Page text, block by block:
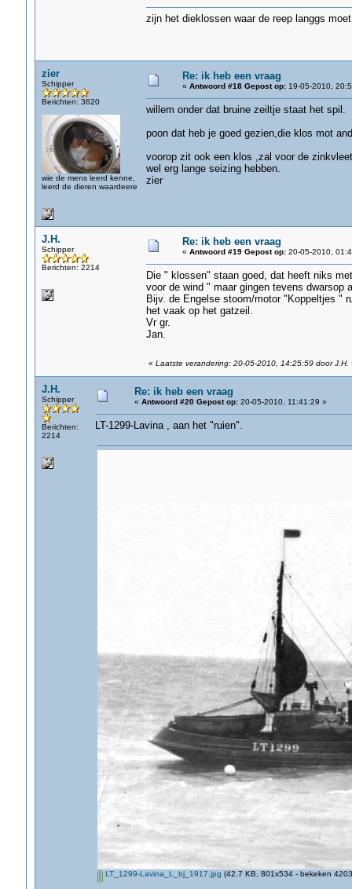
zijn het dieklossen waar de reep langgs
zier
Schipper
Berichten: 3620
wie de mens leerd kenne,
leerd de dieren waardeere
Re: ik heb een vraag
« Antwoord #18 Gepost op:19-05-2010,
willem onder dat bruine zeiltje staat het spil.
poon dat heb je goed gezien,die klos mot
voorop zit ook een klos ,zal voor de
wel erg lange seizing hebben.
zier
J.H.
Schipper
Berichten: 2214
Re: ik heb een vraag
« Antwoord #19 Gepost op:20-05-2010,
Die " klossen" staan goed, dat heeft niks
voor de wind " maar gingen tevens
Bijv. de Engelse stoom/motor "Koppeltjes "
het vaak op het gatzeil.
Vr gr.
Jan.
« Laatste verandering: 20-05-2010, 14:25:59 door J.H.
J.H.
Schipper
Berichten:
2214
Re: ik heb een vraag
« Antwoord #20 Gepost op:20-05-2010, 11:41:29 »
LT-1299-Lavina , aan het "ruien".
LT_1299-Lavina_L_bj_1917.jpg (42.7 KB, 801x534 - bekeken